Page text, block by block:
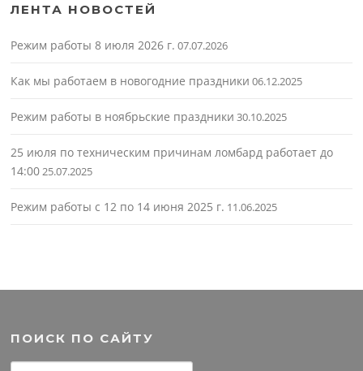
ЛЕНТА НОВОСТЕЙ
Режим работы 8 июля 2026 г. 07.07.2026
Как мы работаем в новогодние праздники 06.12.2025
Режим работы в ноябрьские праздники 30.10.2025
25 июля по техническим причинам ломбард работает до
14:0025.07.2025
Режим работы с 12 по 14 июня 2025 г. 11.06.2025
ПОИСК ПО САЙТУ